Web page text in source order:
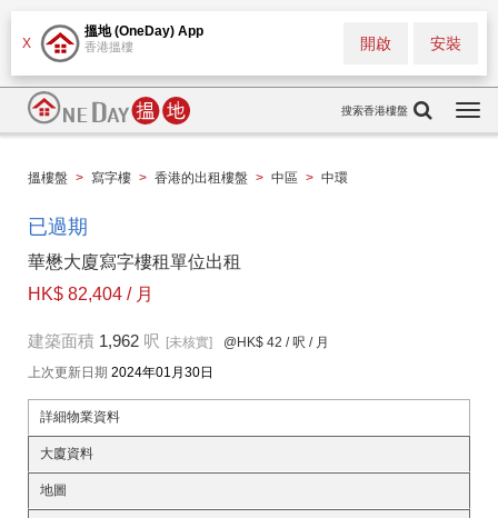
X
搵地 (OneDay) App
香港搵樓 安裝
開啟
搜索香港樓盤
搵樓盤 > 寫字樓 > 香港的出租樓盤 > 中區 > 中環
已過期
華懋大廈寫字樓租單位出租
HK$ 82,404 / 月
建築面積 1,962 呎 [未核實] @HK$ 42 / 呎 / 月
上次更新日期 2024年01月30日
詳細物業資料
大廈資料
地圖